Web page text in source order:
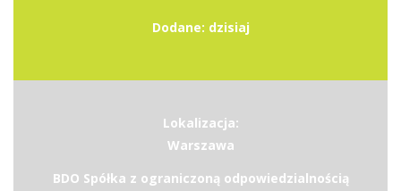
Dodane: dzisiaj
Lokalizacja:
Warszawa
BDO Spółka z ograniczoną odpowiedzialnością